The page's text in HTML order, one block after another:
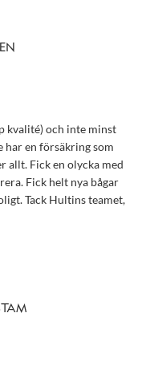
kvalité) och inte minst
har en försäkring som
allt. Fick en olycka med
Fick helt nya bågar
Tack Hultins teamet,